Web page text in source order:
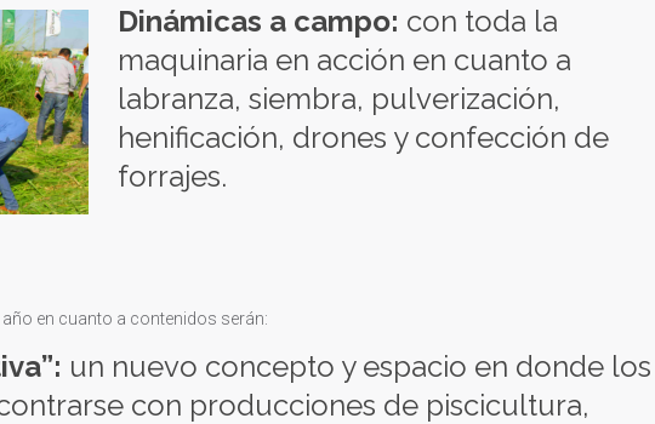
Dinámicas a campo: con toda la
maquinaria en acción en cuanto a
labranza, siembra, pulverización,
henificación, drones y confección de
forrajes.
año en cuanto a contenidos serán:
un nuevo concepto y espacio en donde los
con producciones de piscicultura,